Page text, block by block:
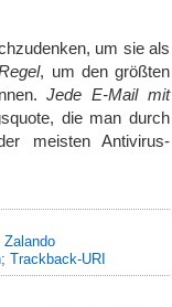
um sie als
, um den größten
Jede E-Mail mit
die man durch
meisten Antivirus-
Zalando
; Trackback-URI